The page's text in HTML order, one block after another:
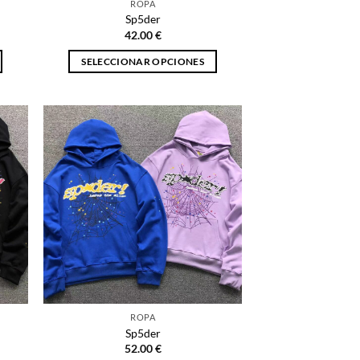
de
producto
ROPA
Sp5der
42.00€
SELECCIONAR OPCIONES
tiene
múltiples
variantes.
Las
opciones
se
pueden
elegir
en
la
página
de
producto
ROPA
Sp5der
52.00€